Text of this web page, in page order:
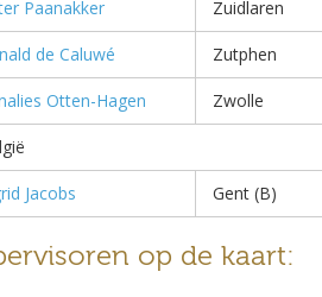
Paanakker Zuidlaren
de Caluwé Zutphen
Otten-Hagen Zwolle
Jacobs Gent (B)
op de kaart: